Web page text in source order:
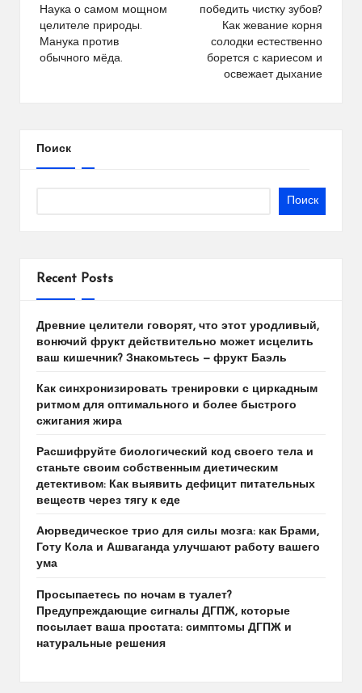
Наука о самом мощном
целителе природы.
Манука против
обычного мёда.
победить чистку зубов?
Как жевание корня
солодки естественно
борется с кариесом и
освежает дыхание
Поиск
Поиск
Recent Posts
Древние целители говорят, что этот уродливый,
вонючий фрукт действительно может исцелить
ваш кишечник? Знакомьтесь — фрукт Баэль
Как синхронизировать тренировки с циркадным
ритмом для оптимального и более быстрого
сжигания жира
Расшифруйте биологический код своего тела и
станьте своим собственным диетическим
детективом: Как выявить дефицит питательных
веществ через тягу к еде
Аюрведическое трио для силы мозга: как Брами,
Готу Кола и Ашваганда улучшают работу вашего
ума
Просыпаетесь по ночам в туалет?
Предупреждающие сигналы ДГПЖ, которые
посылает ваша простата: симптомы ДГПЖ и
натуральные решения